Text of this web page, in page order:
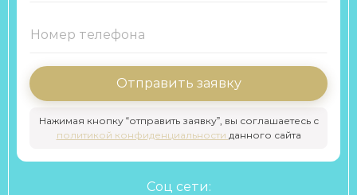
Отправить заявку
Нажимая кнопку “отправить заявку”, вы соглашаетесь с
политикой конфиденциальности данного сайта
Соц сети: